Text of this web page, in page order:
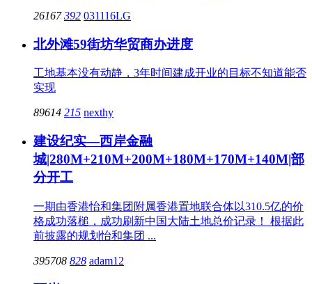
26167392 031116LG
北外滩59街坊华贸商办进度
工地基本没有动静，3年时间建成开业的目标不知道能否
实现
89614 215 nexthy
建设纪实—西岸金融
城|280M+210M+200M+180M+170M+140M|部
分开工
一期由香港怡和集团附属香港置地联合体以310.5亿的价
格成功落槌，成功刷新中国大陆土地总价记录！ 根据此
前披露的规划怡和集团 ...
395708 828 adam12